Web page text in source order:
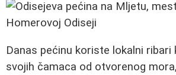
Danas pećinu koriste lokalni ribari
svojih čamaca od otvorenog